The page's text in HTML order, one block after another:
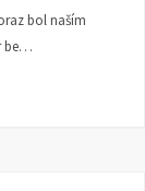
bol naším
be…